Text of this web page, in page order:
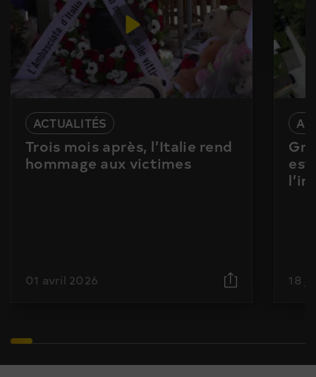
ACTUALITÉS
Trois mois après, l’Italie rend
hommage aux victimes
01 avril 2026
est
18